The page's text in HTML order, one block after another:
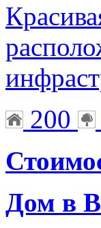
200
Дом в